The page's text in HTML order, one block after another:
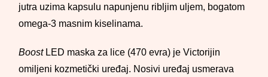
jutra uzima kapsulu napunjenu ribljim uljem, bogatom
omega-3 masnim kiselinama.
Boost LED maska za lice (470 evra) je Victorijin
omiljeni kozmetički uređaj. Nosivi uređaj usmerava